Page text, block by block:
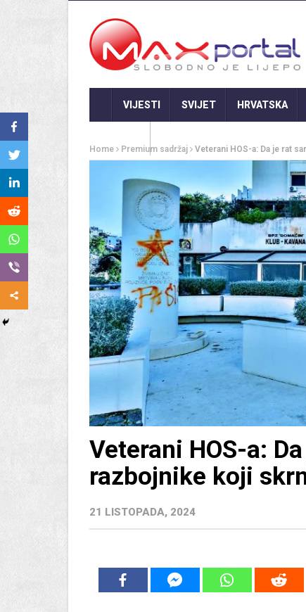
VIJESTI SVIJET HRVATSKA
Home Premium sadržaj Veterani HOS-a: Da je rat
Veterani HOS-a:
razbojnike koji
21 LISTOPADA, 2024